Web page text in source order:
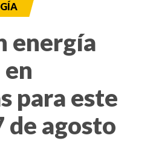
energía
para este
de agosto